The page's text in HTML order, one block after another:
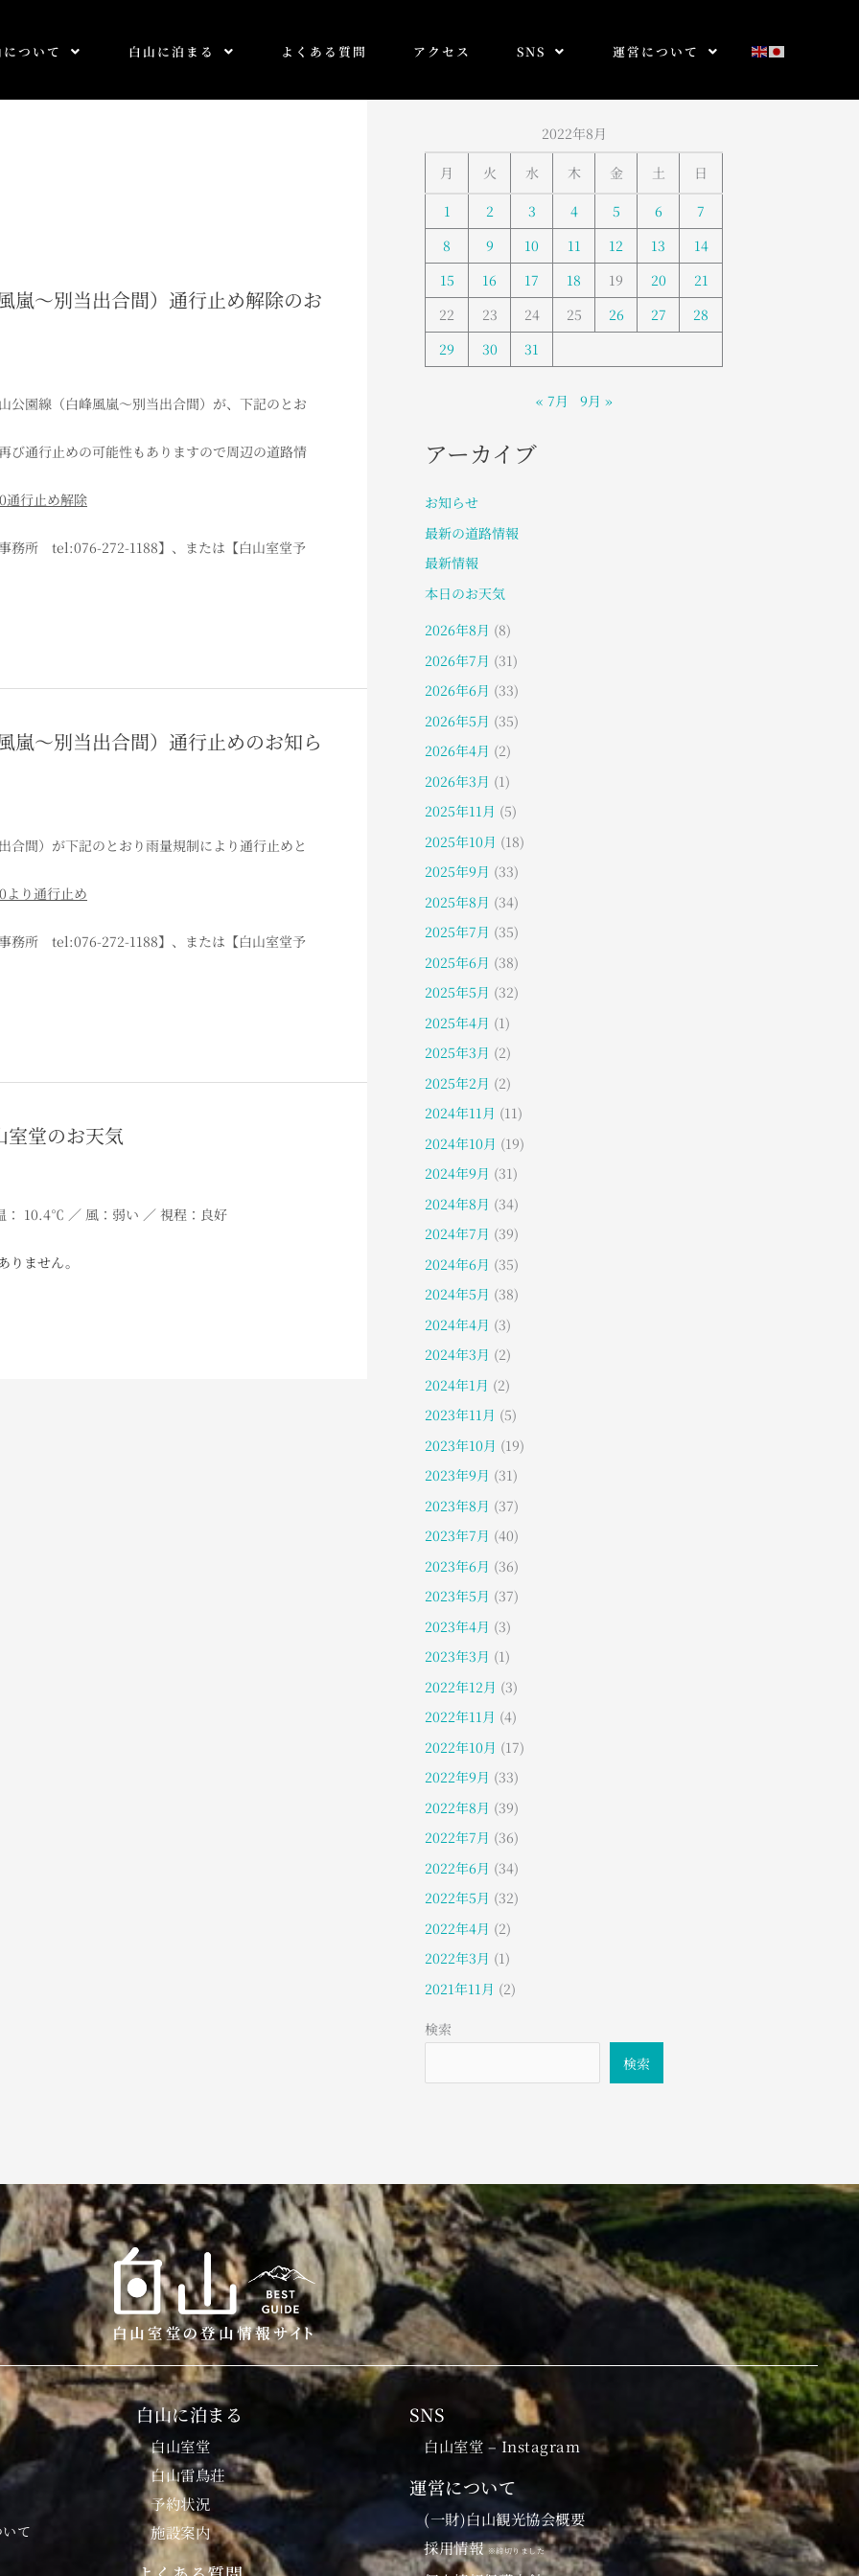
について 白山に泊まる よくある質問 アクセス SNS 運営について
嵐～別当出合間）通行止め解除のお
公園線（白峰風嵐～別当出合間）が、下記のとお
び通行止めの可能性もありますので周辺の道路情
通行止め解除
務所 tel:076-272-1188】、または【白山室堂予
嵐～別当出合間）通行止めのお知ら
合間）が下記のとおり雨量規制により通行止めと
より通行止め
務所 tel:076-272-1188】、または【白山室堂予
室堂のお天気
： 10.4℃ ／ 風：弱い ／ 視程：良好
りません。
2022年8月
月 火 水 木 金 土
日
1
2 3 4 5 6
7
8
9 10 11 12 13
14
15
16 17 18 19 20
21
22
23 24 25 26 27
28
29
30 31
« 7月 9月 »
アーカイブ
お知らせ
最新の道路情報
最新情報
本日のお天気
2026年8月 (8)
2026年7月 (31)
2026年6月 (33)
2026年5月 (35)
2026年4月 (2)
2026年3月 (1)
2025年11月 (5)
2025年10月 (18)
2025年9月 (33)
2025年8月 (34)
2025年7月 (35)
2025年6月 (38)
2025年5月 (32)
2025年4月 (1)
2025年3月 (2)
2025年2月 (2)
2024年11月 (11)
2024年10月 (19)
2024年9月 (31)
2024年8月 (34)
2024年7月 (39)
2024年6月 (35)
2024年5月 (38)
2024年4月 (3)
2024年3月 (2)
2024年1月 (2)
2023年11月 (5)
2023年10月 (19)
2023年9月 (31)
2023年8月 (37)
2023年7月 (40)
2023年6月 (36)
2023年5月 (37)
2023年4月 (3)
2023年3月 (1)
2022年12月 (3)
2022年11月 (4)
2022年10月 (17)
2022年9月 (33)
2022年8月 (39)
2022年7月 (36)
2022年6月 (34)
2022年5月 (32)
2022年4月 (2)
2022年3月 (1)
2021年11月 (2)
検索
検索
て
白山に泊まる
白山室堂
白山雷鳥荘
予約状況
施設案内
SNS
白山室堂 – Instagram
運営について
(一財)白山観光協会概要
採用情報※締切りました